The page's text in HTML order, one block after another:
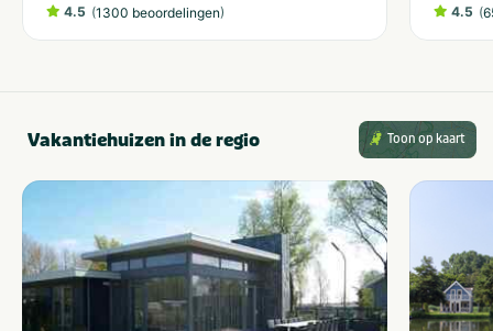
4.5 (1300 beoordelingen) 4.5 (
Vakantiehuizen in de regio Toon op kaart